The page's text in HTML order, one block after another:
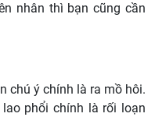
nhân thì bạn cũng cần
chú ý chính là ra mồ hôi.
phổi chính là rối loạn